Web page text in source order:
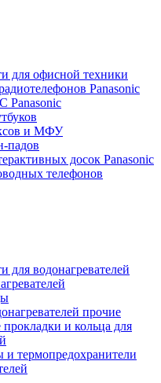
для офисной техники
Panasonic
Panasonic
и МФУ
падов
досок Panasonic
телефонов
для водонагревателей
прочие
и кольца для
и термопредохранители